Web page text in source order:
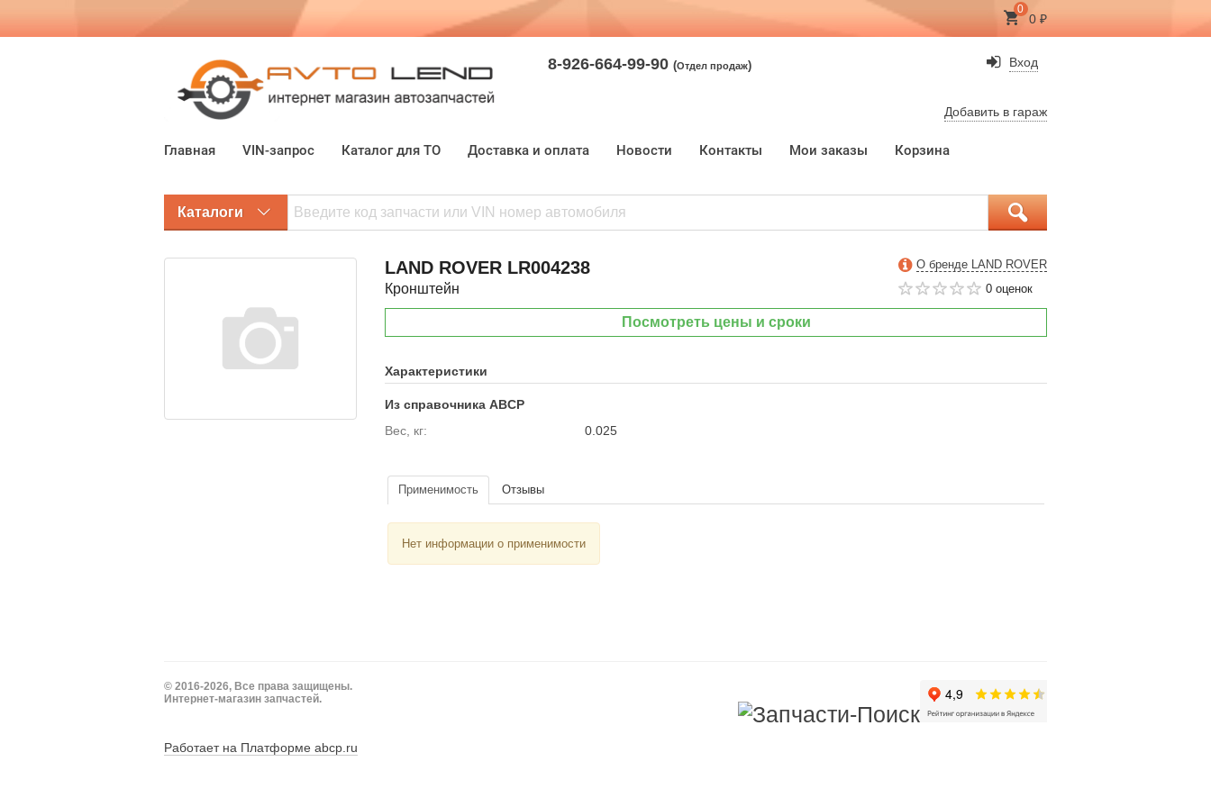
0
0₽
Вход
8-926-664-99-90 (Отдел продаж)
Добавить в гараж
Главная VIN-запрос Каталог для ТО Доставка и оплата Новости Контакты Мои заказы Корзина
Каталоги
О бренде LAND ROVER
0 оценок
LAND ROVER LR004238
Кронштейн
Посмотреть цены и сроки
Характеристики
Из справочника ABCP
Вес, кг:
0.025
Применимость Отзывы
Нет информации о применимости
Работает на Платформе abcp.ru
© 2016-2026, Все права защищены.
Интернет-магазин запчастей.